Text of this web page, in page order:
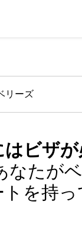
ビザ
なたが
を持っ